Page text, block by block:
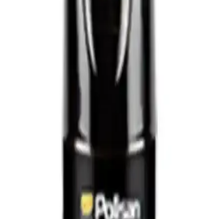
renkte tasarlanan bu vernik, dekoratif uygulamalarda sade bir
görünüm sunarken ışık koşulları ve yüzey özelliğine bağlı olarak
tamamen mat olmayabilir. Uygulama iki kat halinde önerilir; ilk kat
hızlı kurur, ikinci kat yüzeyde daha dengeli bir kaplama ve artan
dayanım sağlar. Hazırlıkta yüzeyin temizlenmesi ve tamamen kuru
olması gerekir; fırça temizliği için su kullanılır. Kuruma süresi genel
olarak 6–12 saat arasında sertleşme başlar; soğuk ve nemli
ortamlarda bu süre uzayabilir. Ürün suya dayanıklı bir katman
oluşturarak yüzeyi korur ve temizliği nemli bezle yapılabilir. Sağlık
açısından zararlı maddeler içermezmiş olsa da ambalaj talimatlarına
uygulamada zorluklar yaşanabildiğini belirtir. Genel olarak, vernik
yüzeyi korur, temizliği kolaylaştırır ve iki katla daha dengeli bir
sonuç verir. Sonuç olarak Cadence Vernik, hızlı kuruyan ve güvenli
bir yüzey koruyucusu olarak öne çıkar.
Artdeco'nun su bazlı parlak verniği, estetik ve çevre dostu
özellikleriyle yüzeylere parlaklık kazandırır. Kullanımı kolay,
yüksek performanslı bu ürün, çeşitli yüzeylerde şeffaf ve dayanıklı